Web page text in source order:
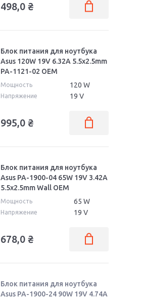
498,0 ₴
Блок питания для ноутбука
Asus 120W 19V 6.32A 5.5x2.5mm
PA-1121-02 OEM
Мощность 120 W
Напряжение 19 V
995,0 ₴
Блок питания для ноутбука
Asus PA-1900-04 65W 19V 3.42A
5.5x2.5mm Wall OEM
Мощность 65 W
Напряжение 19 V
678,0 ₴
Блок питания для ноутбука
Asus PA-1900-24 90W 19V 4.74A